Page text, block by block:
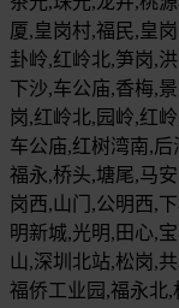
厦,皇岗村,福民,皇
卦岭,红岭北,笋岗,
下沙,车公庙,香梅,
岗,红岭北,园岭,红
车公庙,红树湾南,
福永,桥头,塘尾,马
岗西,山门,公明西,
明新城,光明,田心,
山,深圳北站,松岗,
福侨工业园,福永北